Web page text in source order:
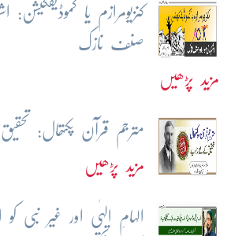
کنزیومرازم یا کموڈیفکیشن:
صنف نازک
مزید پڑھیں
مترجم قرآن پکتھال:
مزید پڑھیں
الہامِ الہٰی اور غیر نبی